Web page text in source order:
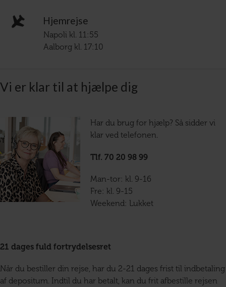
Hjemrejse
Napoli kl. 11:55
Aalborg kl. 17:10
Vi er klar til at hjælpe dig
Har du brug for hjælp? Så sidder vi
klar ved telefonen.
Tlf. 70 20 98 99
Man-tor: kl. 9-16
Fre: kl. 9-15
Weekend: Lukket
21 dages fuld fortrydelsesret
Når du bestiller din rejse, har du 2-21 dages frist til indbetaling
af depositum. Indtil du har betalt, kan du frit afbestille rejsen